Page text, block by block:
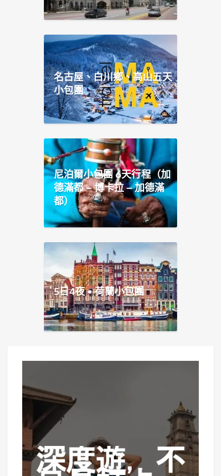
名古屋、白川鄉、高山五天
小包團
尼泊爾小包團 6天行程（加
德滿都 – 博卡拉 – 加德滿
都）
5日4夜 • 荷蘭小包團